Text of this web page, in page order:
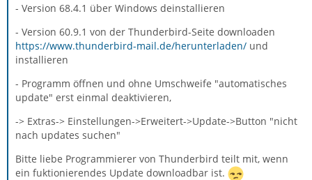
- Version 68.4.1 über Windows deinstallieren
- Version 60.9.1 von der Thunderbird-Seite downloaden
https://www.thunderbird-mail.de/herunterladen/ und
installieren
- Programm öffnen und ohne Umschweife "automatisches
update" erst einmal deaktivieren,
-> Extras-> Einstellungen->Erweitert->Update->Button "nicht
nach updates suchen"
Bitte liebe Programmierer von Thunderbird teilt mit, wenn
ein fuktionierendes Update downloadbar ist.